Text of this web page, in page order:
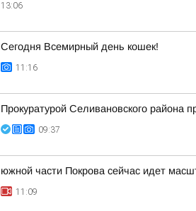
13:06
Сегодня Всемирный день кошек!
11:16
Прокуратурой Селивановского района
09:37
южной части Покрова сейчас идет
11:09